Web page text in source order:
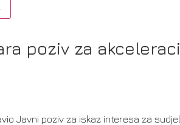
poziv za
Javni poziv za iskaz interesa za